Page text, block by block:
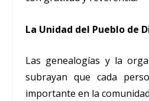
La Unidad del Pueblo de
Las genealogías y la
subrayan que cada
importante en la